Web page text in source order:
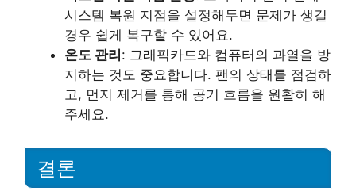
시스템 복원 지점을 설정해두면 문제가 생길
경우 쉽게 복구할 수 있어요.
온도 관리 : 그래픽카드와 컴퓨터의 과열을 방
지하는 것도 중요합니다. 팬의 상태를 점검하
고, 먼지 제거를 통해 공기 흐름을 원활히 해
주세요.
결론